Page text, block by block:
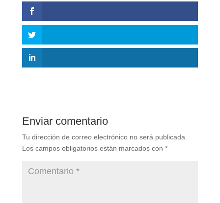
Enviar comentario
Tu dirección de correo electrónico no será publicada.
Los campos obligatorios están marcados con *